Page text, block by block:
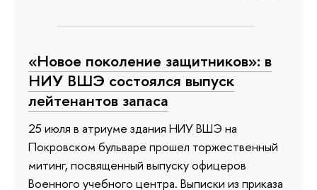
«Новое поколение защитников»: в
НИУ ВШЭ состоялся выпуск
лейтенантов запаса
25 июля в атриуме здания НИУ ВШЭ на
Покровском бульваре прошел торжественный
митинг, посвященный выпуску офицеров
Военного учебного центра. Выписки из приказа